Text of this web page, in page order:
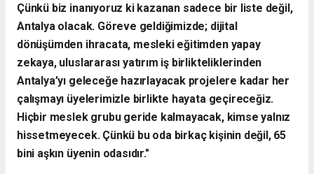
Çünkü biz inanıyoruz ki kazanan sadece bir liste değil,
Antalya olacak. Göreve geldiğimizde; dijital
dönüşümden ihracata, mesleki eğitimden yapay
zekaya, uluslararası yatırım iş birlikteliklerinden
Antalya’yı geleceğe hazırlayacak projelere kadar her
çalışmayı üyelerimizle birlikte hayata geçireceğiz.
Hiçbir meslek grubu geride kalmayacak, kimse yalnız
hissetmeyecek. Çünkü bu oda birkaç kişinin değil, 65
bini aşkın üyenin odasıdır."